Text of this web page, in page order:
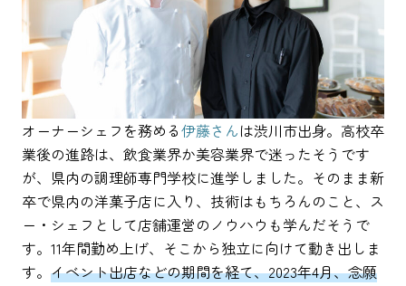
オーナーシェフを務める伊藤さんは渋川市出身。高校卒
業後の進路は、飲食業界か美容業界で迷ったそうです
が、県内の調理師専門学校に進学しました。そのまま新
卒で県内の洋菓子店に入り、技術はもちろんのこと、ス
ー・シェフとして店舗運営のノウハウも学んだそうで
す。11年間勤め上げ、そこから独立に向けて動き出しま
す。 イベント出店などの期間を経て、2023年4月、念願